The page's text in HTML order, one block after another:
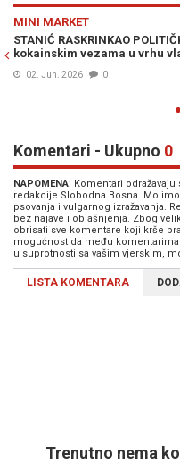
Šta kriju Minić i Budimir o
Komentari - Ukupno 0
NAPOMENA: Komentari odražavaju
redakcije Slobodna Bosna.
psovanja i vulgarnog izražavanja.
bez najave i objašnjenja. Zbog
obrisati sve komentare koji krše
mogućnost da među
u suprotnosti sa vašim vjerskim,
LISTA KOMENTARA
Trenutno nema